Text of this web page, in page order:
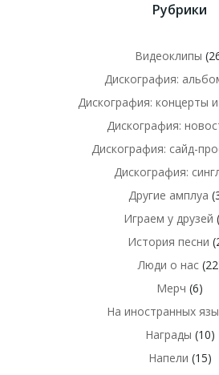
Рубрики
Видеоклипы
Дискография:
Дискография: концерты
Дискография:
Дискография: сайд-
Дискография:
Другие амплуа
Играем у друзей
История песни
Люди о нас
Мерч (6)
На иностранных
Награды (10)
Напели (15)